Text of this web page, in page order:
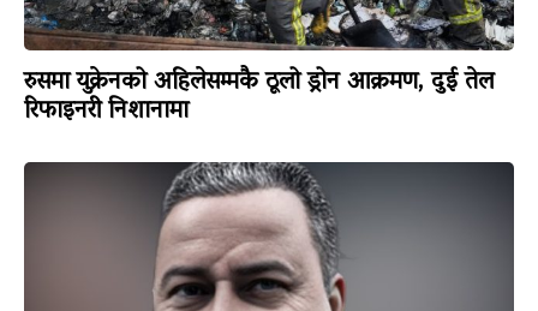
रुसमा युक्रेनको अहिलेसम्मकै ठूलो ड्रोन आक्रमण, दुई तेल
रिफाइनरी निशानामा